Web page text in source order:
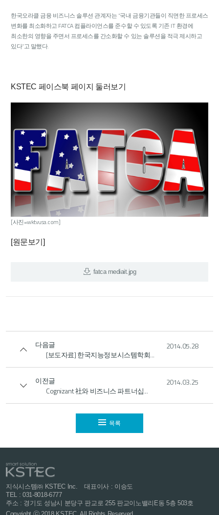
한국오라클 금융 비즈니스 솔루션 관계자는 “국내 금융기관들이 직면한 프로세스
변화를 최소화하고 FATCA 컴플라이언스를 준수할 수 있도록 기존 IT 환경에
최소한의 영향을 주면서 프로세스를 간소화할 수 있는 솔루션을 적극 제시하고
있다”고 말했다.
KSTEC 페이스북 페이지 둘러보기
[사진=wktvusa.com]
[원문보기]
fatca mediait.jpg
다음글
[보도자료] 한국지능정보시스템학회...
2014.05.28
이전글
Cognizant 社와 비즈니스 파트너십...
2014.03.25
목록
지식시스템㈜ KSTEC Inc.
대표이사 : 이승도
TEL : 031-8018-6777
주소 : 경기도 성남시 분당구 판교로 255 판교이노밸리E동 5층 503호